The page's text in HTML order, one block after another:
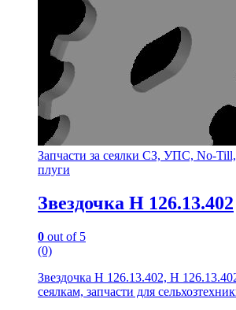
Запчасти за сеялки СЗ, УПС, No-Till,
плуги
Звездочка Н 126.13.402
0 out of 5
(0)
Звездочка Н 126.13.402, Н
сеялкам, запчасти для